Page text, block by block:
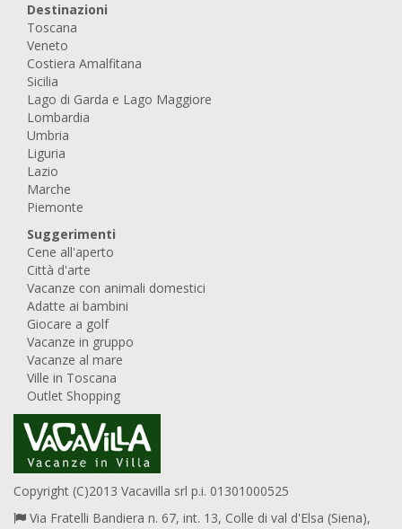
Destinazioni
Toscana
Veneto
Costiera Amalfitana
Sicilia
Lago di Garda e Lago Maggiore
Lombardia
Umbria
Liguria
Lazio
Marche
Piemonte
Suggerimenti
Cene all'aperto
Città d'arte
Vacanze con animali domestici
Adatte ai bambini
Giocare a golf
Vacanze in gruppo
Vacanze al mare
Ville in Toscana
Outlet Shopping
Copyright (C)2013 Vacavilla srl p.i. 01301000525
Via Fratelli Bandiera n. 67, int. 13, Colle di val d'Elsa (Siena),